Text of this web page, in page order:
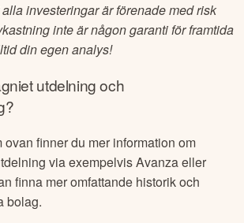
investeringar är förenade med risk
inte är någon garanti för framtida
din egen analys!
utdelning och
finner du mer information om
via exempelvis Avanza eller
finna mer omfattande historik och
bolag.